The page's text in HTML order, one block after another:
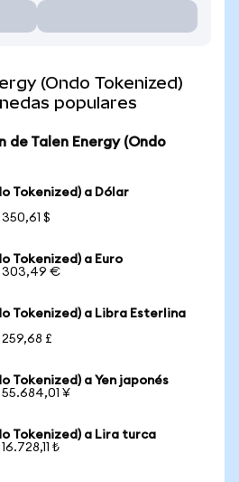
(Ondo Tokenized)
populares
de Talen Energy (Ondo
Tokenized) a Dólar
$
Tokenized) a Euro
303,49 €
Tokenized) a Libra Esterlina
£
Tokenized) a Yen japonés
¥
Tokenized) a Lira turca
₺